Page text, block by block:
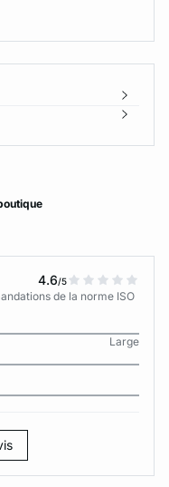
4.6/5
de la norme ISO
Large